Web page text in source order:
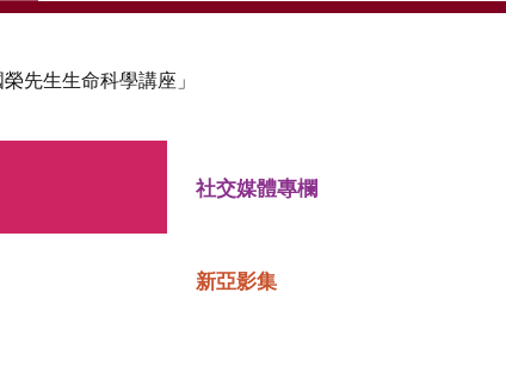
先生生命科學講座」
社交媒體專欄
新亞影集